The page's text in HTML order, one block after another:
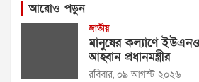
আরোও পড়ুন
জাতীয়
মানুষের কল্যাণে
আহ্বান প্রধানমন্ত্রীর
রবিবার, ০৯ আগস্ট ২০২৬